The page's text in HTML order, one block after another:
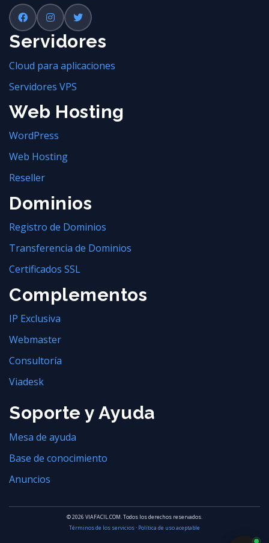
Servidores
Cloud para aplicaciones
Servidores VPS
Web Hosting
WordPress
Web Hosting
Reseller
Dominios
Registro de Dominios
Transferencia de Dominios
Certificados SSL
Complementos
IP Exclusiva
Webmaster
Consultoría
Viadesk
Soporte y Ayuda
Mesa de ayuda
Base de conocimiento
Anuncios
© 2026 VIAFACIL.COM. Todos los derechos reservados.
Términos de los servicios· Política de uso aceptable